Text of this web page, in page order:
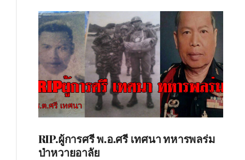
RIP.ผู้การศรี พ.อ.ศรี เทศนา ทหารพลร่ม
ป่าหวายอาลัย